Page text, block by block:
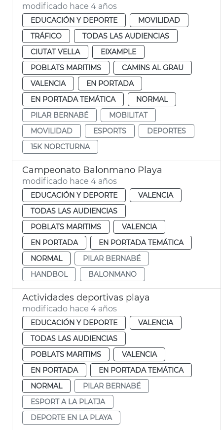
modificado hace 4 años
EDUCACIÓN Y DEPORTE
MOVILIDAD
TRÁFICO
TODAS LAS AUDIENCIAS
CIUTAT VELLA
EIXAMPLE
POBLATS MARITIMS
CAMINS AL GRAU
VALENCIA
EN PORTADA
EN PORTADA TEMÁTICA
NORMAL
PILAR BERNABÉ
MOBILITAT
MOVILIDAD
ESPORTS
DEPORTES
15K NORCTURNA
Campeonato Balonmano Playa
modificado hace 4 años
EDUCACIÓN Y DEPORTE
VALENCIA
TODAS LAS AUDIENCIAS
POBLATS MARITIMS
VALENCIA
EN PORTADA
EN PORTADA TEMÁTICA
NORMAL
PILAR BERNABÉ
HANDBOL
BALONMANO
Actividades deportivas playa
modificado hace 4 años
EDUCACIÓN Y DEPORTE
VALENCIA
TODAS LAS AUDIENCIAS
POBLATS MARITIMS
VALENCIA
EN PORTADA
EN PORTADA TEMÁTICA
NORMAL
PILAR BERNABÉ
ESPORT A LA PLATJA
DEPORTE EN LA PLAYA